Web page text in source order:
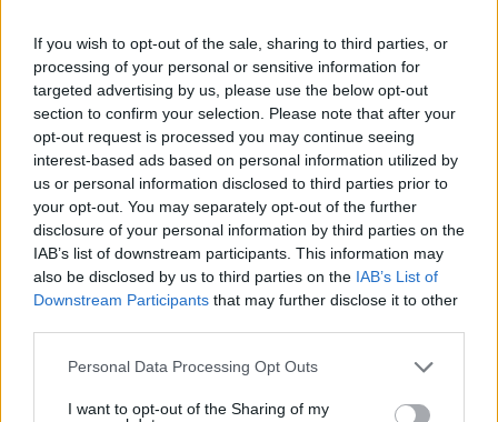
If you wish to opt-out of the sale, sharing to third parties, or
processing of your personal or sensitive information for
targeted advertising by us, please use the below opt-out
section to confirm your selection. Please note that after your
opt-out request is processed you may continue seeing
interest-based ads based on personal information utilized by
us or personal information disclosed to third parties prior to
your opt-out. You may separately opt-out of the further
disclosure of your personal information by third parties on the
IAB’s list of downstream participants. This information may
also be disclosed by us to third parties on the IAB’s List of
Downstream Participants that may further disclose it to other
Please note that this website/app uses one or more Google
not limited to your visit or usage behaviour. You may click to
Personal Data Processing Opt Outs
I want to opt-out of the Sharing of my
Είδος υπό εξαφάνιση οι
υπερπολύτεκνοι στην Ελλάδα που
γερνάει: Τα... δύο ταψιά μεσημεριανό,
τα επιδόματα, η καθημερινότητά τους
07.08.2026, 15:59 575
Δημοκρατία: Γρατσία, Γαλανός,
μετέτρεψαν σε φοβικό αρχηγικό